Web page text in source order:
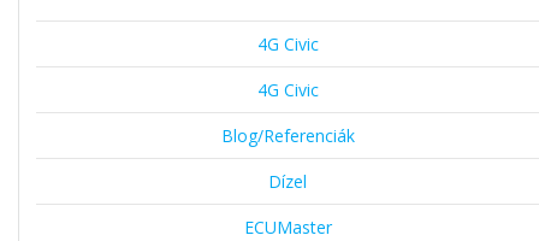
4G Civic
4G Civic
Blog/Referenciák
Dízel
ECUMaster